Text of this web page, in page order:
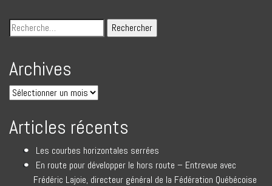
Archives
Articles récents
Les courbes horizontales serrées
En route pour développer le hors route – Entrevue avec
Frédéric Lajoie, directeur général de la Fédération Québécoise